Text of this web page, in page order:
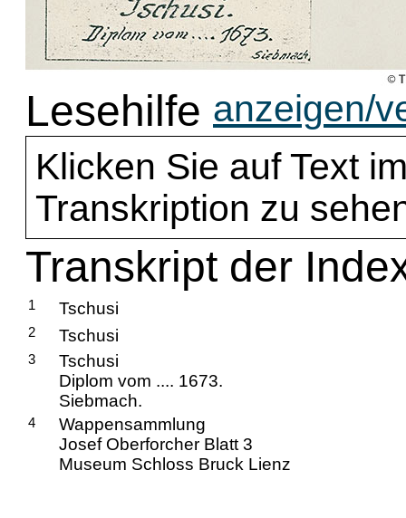
Lesehilfe anzeigen/
Klicken Sie auf Text
Transkription zu
Transkript der
1 Tschusi
2 Tschusi
3
Tschusi
Diplom vom .... 1673.
Siebmach.
4
Wappensammlung
Josef Oberforcher Blatt 3
Museum Schloss Bruck Lienz